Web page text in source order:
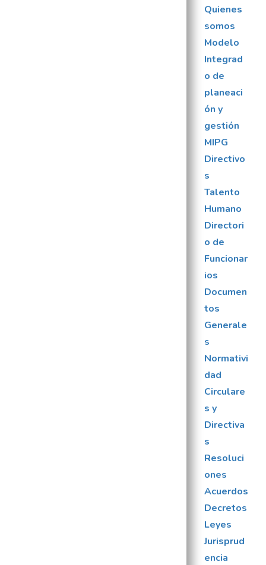
Quienes
somos
Modelo
Integrad
o de
planeaci
ón y
gestión
MIPG
Directivo
s
Talento
Humano
Directori
o de
Funcionar
ios
Documen
tos
Generale
s
Normativi
dad
Circulare
s y
Directiva
s
Resoluci
ones
Acuerdos
Decretos
Leyes
Jurisprud
encia